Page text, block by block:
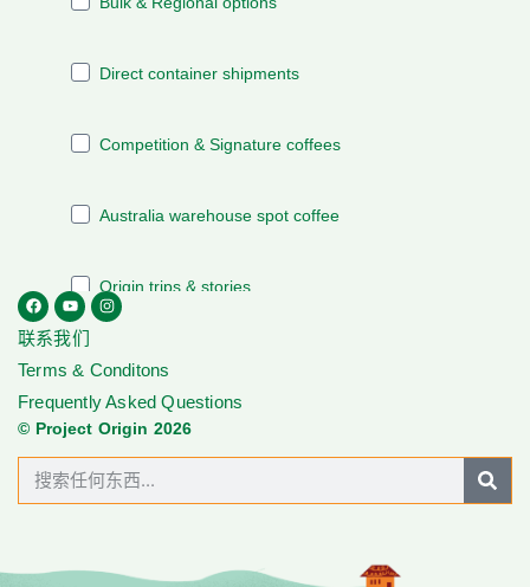
联系我们
Terms & Conditons
Frequently Asked Questions
© Project Origin 2026